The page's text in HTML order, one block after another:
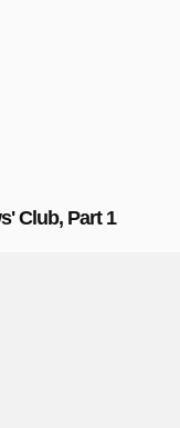
Club, Part 1